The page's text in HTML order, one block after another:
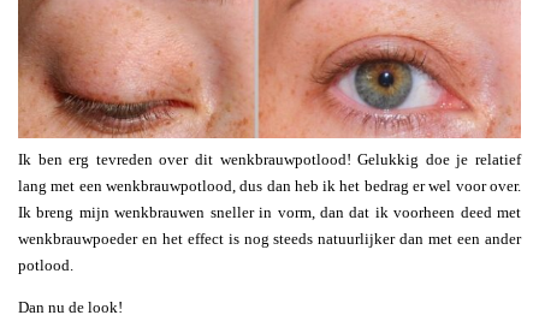
Ik ben erg tevreden over dit wenkbrauwpotlood! Gelukkig doe je relatief
lang met een wenkbrauwpotlood, dus dan heb ik het bedrag er wel voor over.
Ik breng mijn wenkbrauwen sneller in vorm, dan dat ik voorheen deed met
wenkbrauwpoeder en het effect is nog steeds natuurlijker dan met een ander
potlood.
Dan nu de look!